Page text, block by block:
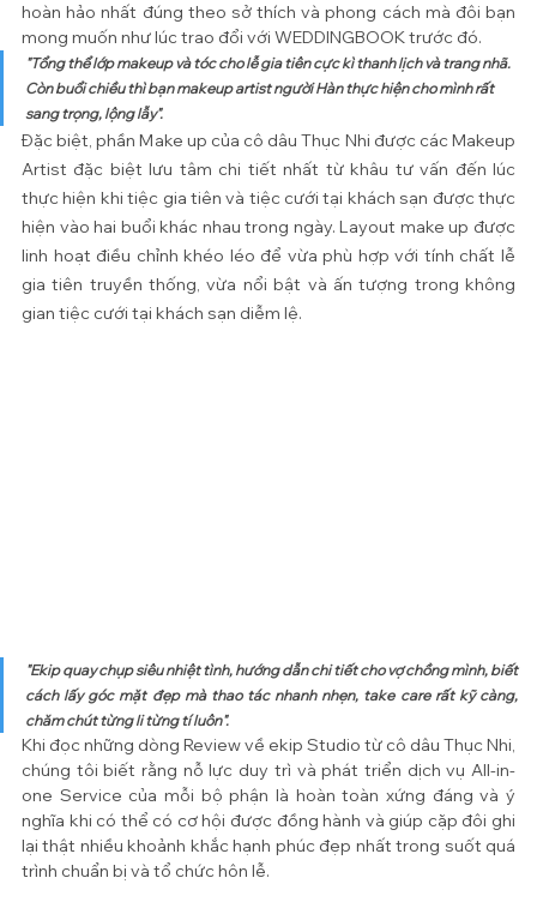
hoàn hảo nhất đúng theo sở thích và phong cách mà đôi bạn
mong muốn như lúc trao đổi với WEDDINGBOOK trước đó.
"Tổng thể lớp makeup và tóc cho lễ gia tiên cực kì thanh lịch và trang nhã.
Còn buổi chiều thì bạn makeup artist người Hàn thực hiện cho mình rất
sang trọng, lộng lẫy".
Đặc biệt, phần Make up của cô dâu Thục Nhi được các Makeup
Artist đặc biệt lưu tâm chi tiết nhất từ khâu tư vấn đến lúc
thực hiện khi tiệc gia tiên và tiệc cưới tại khách sạn được thực
hiện vào hai buổi khác nhau trong ngày. Layout make up được
linh hoạt điều chỉnh khéo léo để vừa phù hợp với tính chất lễ
gia tiên truyền thống, vừa nổi bật và ấn tượng trong không
gian tiệc cưới tại khách sạn diễm lệ.
"Ekip quay chụp siêu nhiệt tình, hướng dẫn chi tiết cho vợ chồng mình, biết
cách lấy góc mặt đẹp mà thao tác nhanh nhẹn, take care rất kỹ càng,
chăm chút từng li từng tí luôn".
Khi đọc những dòng Review về ekip Studio từ cô dâu Thục Nhi,
chúng tôi biết rằng nỗ lực duy trì và phát triển dịch vụ All-in-
one Service của mỗi bộ phận là hoàn toàn xứng đáng và ý
nghĩa khi có thể có cơ hội được đồng hành và giúp cặp đôi ghi
lại thật nhiều khoảnh khắc hạnh phúc đẹp nhất trong suốt quá
trình chuẩn bị và tổ chức hôn lễ.